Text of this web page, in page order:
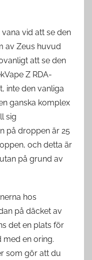
vid att se den
av Zeus huvud
att se den
Z RDA-
inte den vanliga
ganska komplex
sig
på droppen är 25
och detta är
på grund av
hos
på däcket av
det en plats för
en oring.
som gör att du